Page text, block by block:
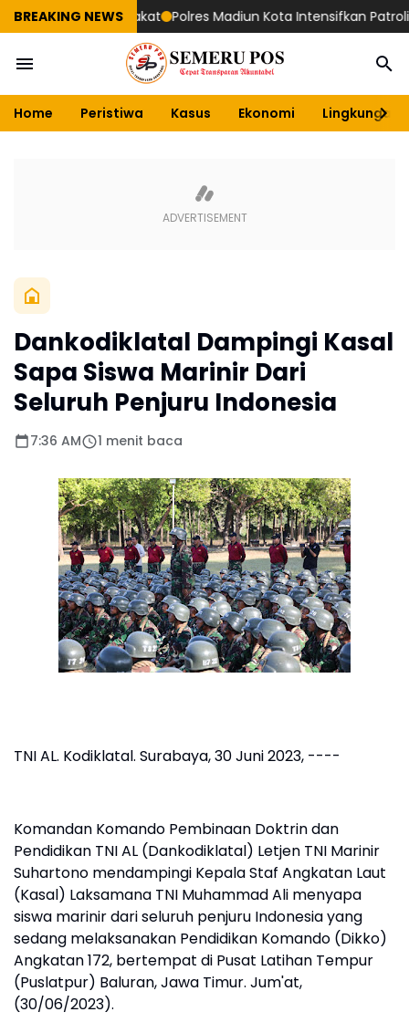
BREAKING NEWS
Temui Masyarakat Polres Madiun Kota Intensifkan Patroli
Home Peristiwa Kasus Ekonomi Lingkungan
Dankodiklatal Dampingi Kasal
Sapa Siswa Marinir Dari
Seluruh Penjuru Indonesia
7:36 AM 1 menit baca
TNI AL. Kodiklatal. Surabaya, 30 Juni 2023, ----
Komandan Komando Pembinaan Doktrin dan
Pendidikan TNI AL (Dankodiklatal) Letjen TNI Marinir
Suhartono mendampingi Kepala Staf Angkatan Laut
(Kasal) Laksamana TNI Muhammad Ali menyapa
siswa marinir dari seluruh penjuru Indonesia yang
sedang melaksanakan Pendidikan Komando (Dikko)
Angkatan 172, bertempat di Pusat Latihan Tempur
(Puslatpur) Baluran, Jawa Timur. Jum'at,
(30/06/2023).